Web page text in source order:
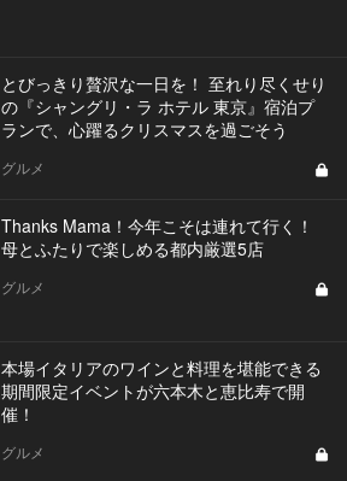
とびっきり贅沢な一日を！ 至れり尽くせり
の『シャングリ・ラ ホテル 東京』宿泊プ
ランで、心躍るクリスマスを過ごそう
グルメ
Thanks Mama！今年こそは連れて行く！
母とふたりで楽しめる都内厳選5店
グルメ
本場イタリアのワインと料理を堪能できる
期間限定イベントが六本木と恵比寿で開
催！
グルメ